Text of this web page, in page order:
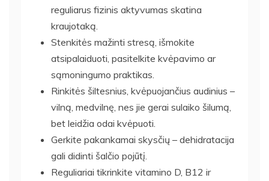
reguliarus fizinis aktyvumas skatina
kraujotaką.
Stenkitės mažinti stresą, išmokite
atsipalaiduoti, pasitelkite kvėpavimo ar
sąmoningumo praktikas.
Rinkitės šiltesnius, kvėpuojančius audinius –
vilną, medvilnę, nes jie gerai sulaiko šilumą,
bet leidžia odai kvėpuoti.
Gerkite pakankamai skysčių – dehidratacija
gali didinti šalčio pojūtį.
Reguliariai tikrinkite vitamino D, B12 ir